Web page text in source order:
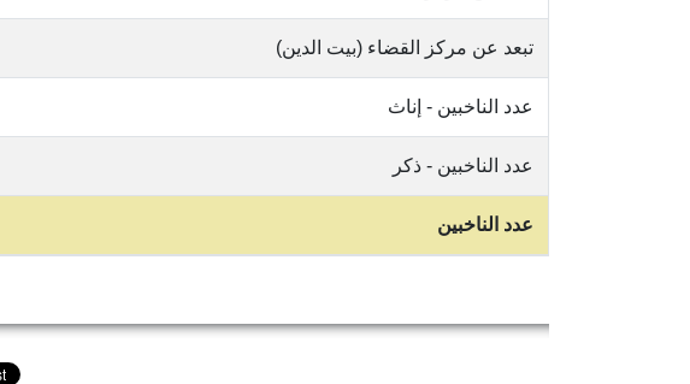
تبعد عن مركز القضاء (بيت الدين)
عدد الناخبين - إناث
عدد الناخبين - ذكر
عدد الناخبين